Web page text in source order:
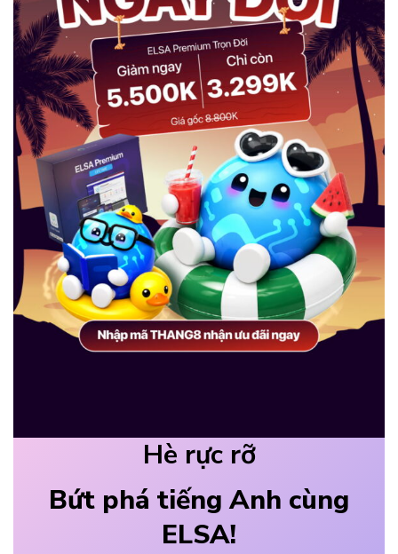
Hè rực rỡ
Bứt phá tiếng Anh cùng
ELSA!